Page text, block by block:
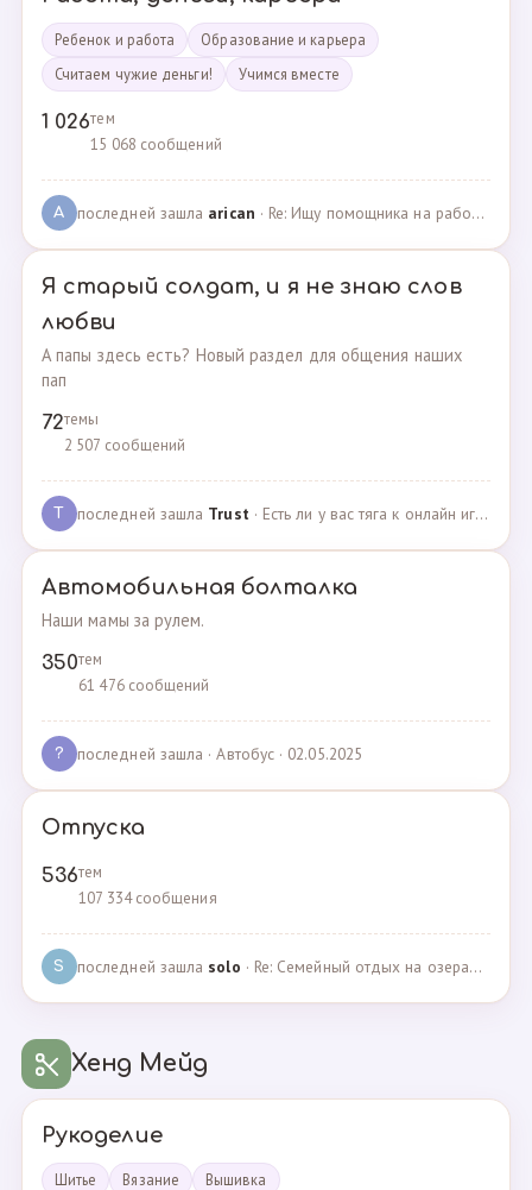
Ребенок и работа
Образование и карьера
Считаем чужие деньги!
Учимся вместе
1 026тем
15 068 сообщений
A последней зашла arican · Re: Ищу помощника на работе · 14.01.2025
Я старый солдат, и я не знаю слов
любви
А папы здесь есть? Новый раздел для общения наших
пап
72темы
2 507 сообщений
T последней зашла Trust · Есть ли у вас тяга к онлайн играм? · 02.05.2025
Автомобильная болталка
Наши мамы за рулем.
350тем
61 476 сообщений
? последней зашла · Автобус · 02.05.2025
Отпуска
536тем
107 334 сообщения
S последней зашла solo · Re: Семейный отдых на озерах Челябинской области. П… · 04.05.2025
Хенд Мейд
Рукоделие
Шитье Вязание Вышивка